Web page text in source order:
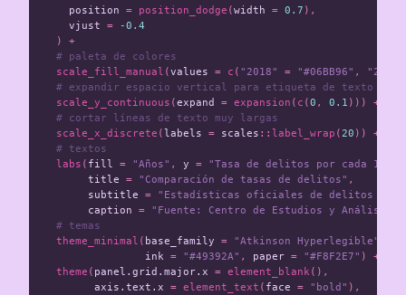
position = position_dodge (width = 0.7 ),
vjust =
-0.4
)
+
# paleta de colores
scale_fill_manual (values = c ( "2018" = "#06BB96" ,
"2024"
# expandir espacio vertical para etiqueta de texto
scale_y_continuous (expand = expansion ( c (0 , 0.1 )))
+
# cortar líneas de texto muy largas
scale_x_discrete (labels = scales :: label_wrap (20 ))
+
# textos
labs ( fill = "Años" , y =
"Tasa de delitos por cada
title = "Comparación de tasas de delitos" ,
subtitle =
"Estadísticas oficiales de delitos en
caption =
"Fuente: Centro de Estudios y Análisis
# temas
theme_minimal ( base_family = "Atkinson Hyperlegible"
ink = "#49392A" , paper = "#F8F2E7" )
+
theme ( panel.grid.major.x = element_blank (),
axis.text.x = element_text ( face = "bold" ),